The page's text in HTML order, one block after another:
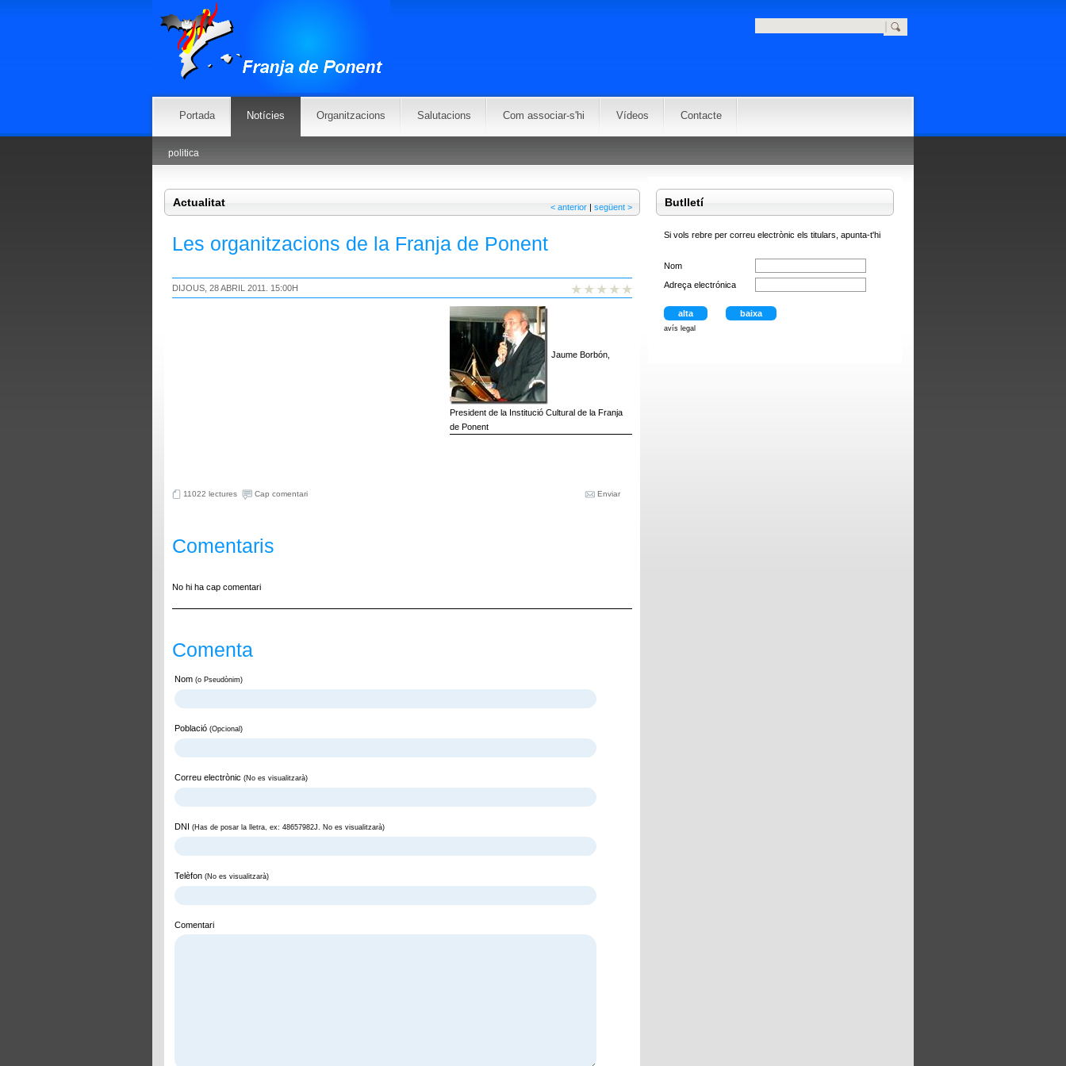
Portada Notícies Organitzacions Salutacions Com associar-s'hi Vídeos Contacte
politica
Actualitat < anterior | següent >
Les organitzacions de la Franja de Ponent
DIJOUS, 28 ABRIL 2011. 15:00H
Jaume Borbón,
President de la Institució Cultural de la Franja
de Ponent
11022 lectures Cap comentari Enviar
Comentaris
No hi ha cap comentari
Comenta
Nom (o Pseudònim)
Població (Opcional)
Correu electrònic (No es visualitzarà)
DNI (Has de posar la lletra, ex: 48657982J. No es visualitzarà)
Telèfon (No es visualitzarà)
Comentari
Butlletí
Si vols rebre per correu electrònic els titulars, apunta-t'hi
Nom
Adreça electrónica
avís legal